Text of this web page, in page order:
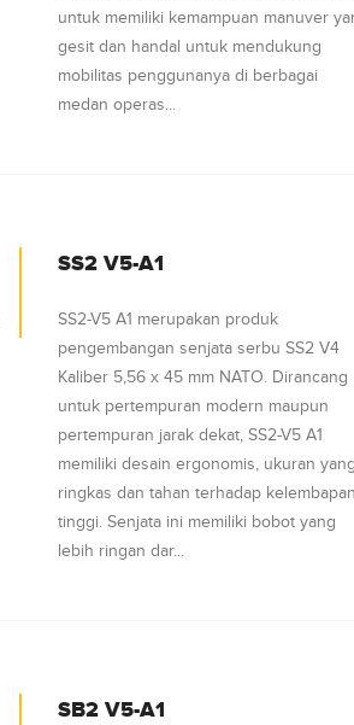
untuk memiliki kemampuan manuver
gesit dan handal untuk mendukung
mobilitas penggunanya di berbagai
medan operas...
SS2 V5-A1
SS2-V5 A1 merupakan produk
pengembangan senjata serbu SS2 V4
Kaliber 5,56 x 45 mm NATO. Dirancang
untuk pertempuran modern maupun
pertempuran jarak dekat, SS2-V5 A1
memiliki desain ergonomis, ukuran
ringkas dan tahan terhadap
tinggi. Senjata ini memiliki bobot yang
lebih ringan dar...
SB2 V5-A1